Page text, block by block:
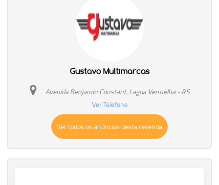
Gustavo Multimarcas
Avenida Benjamin Constant, Lagoa Vermelha - RS
Ver Telefone
Ver todos os anúncios desta revenda